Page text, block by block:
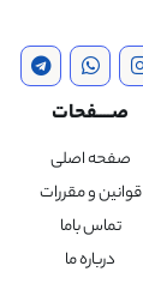
صــــفحات
صفحه اصلی
قوانین و مقررات
تماس باما
درباره ما